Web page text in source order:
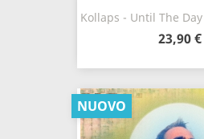
Kollaps - Until The
23,90 €
NUOVO